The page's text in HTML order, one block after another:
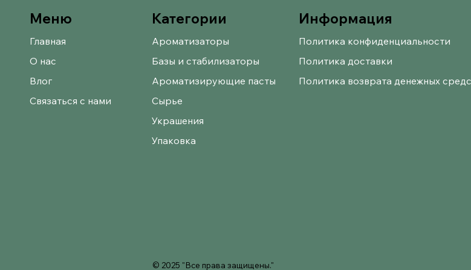
Информация
Политика конфиденциальности
Политика доставки
Политика возврата денежных
Категории
Ароматизаторы
Базы и стабилизаторы
Ароматизирующие пасты
Сырье
Украшения
Упаковка
Меню
Главная
О нас
Влог
Связаться с нами
© 2025 "Все права защищены."